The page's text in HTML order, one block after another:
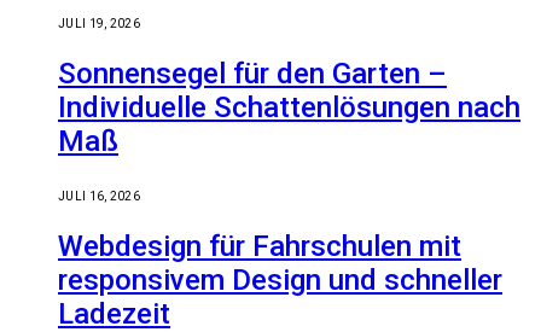
JULI 19, 2026
Sonnensegel für den Garten –
Individuelle Schattenlösungen nach
Maß
JULI 16, 2026
Webdesign für Fahrschulen mit
responsivem Design und schneller
Ladezeit